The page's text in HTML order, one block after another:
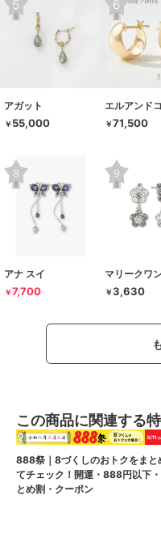
アガット
￥ 55,000
エルアンド
￥71,500
アナ スイ
￥7,700
マリークワ
￥3,630
この商品に関連する
888祭｜8づくしのおトクをまと
てチェック！開運・888円以下
とめ割・クーポン